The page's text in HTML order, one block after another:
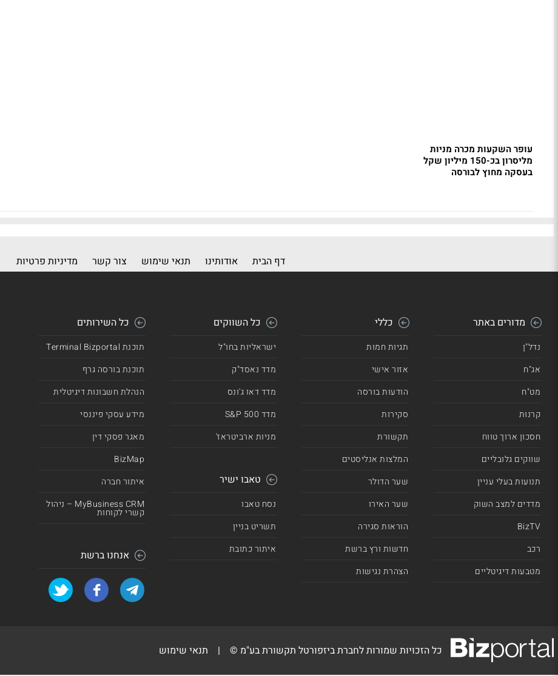
עופר השקעות מכרה מניות
מליסרון בכ-150 מיליון שקל
בעסקה מחוץ לבורסה
דף הבית אודותינו תנאי שימוש צור קשר מדיניות פרטיות
מדורים באתר
נדל"ן
אג"ח
מט"ח
קרנות
חסכון ארוך טווח
שווקים גלובליים
תנועות בעלי עניין
מדדים למצב השוק
BizTV
רכב
מטבעות דיגיטליים
כללי
תגיות חמות
אזור אישי
הודעות בורסה
סקירות
תקשורת
המלצות אנליסטים
שער הדולר
שער האירו
הוראות סגירה
חדשות ורץ ברשת
הצהרת נגישות
כל השווקים
ישראליות בחו"ל
מדד נאסד"ק
מדד דאו ג'ונס
מדד 500 S&P
מניות ארביטראז'
טאבו ישיר
נסח טאבו
תשריט בניין
איתור כתובת
כל השירותים
תוכנת Terminal Bizportal
תוכנת בורסה גרף
הנהלת חשבונות דיגיטלית
מידע עסקי פיננסי
מאגר פסקי דין
BizMap
איתור חברה
MyBusiness CRM – ניהול
קשרי לקוחות
אנחנו ברשת
כל הזכויות שמורות לחברת ביזפורטל תקשורת בע"מ © | תנאי שימוש